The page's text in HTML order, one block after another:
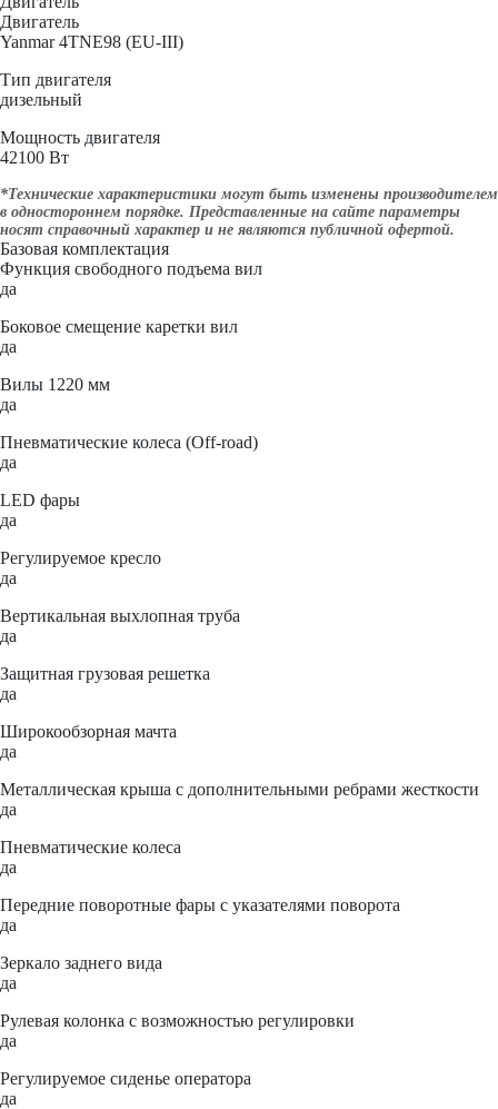
Двигатель
Yanmar 4TNE98 (EU-III)
Тип двигателя
дизельный
Мощность двигателя
42100 Вт
*Технические характеристики могут быть изменены производителем
в одностороннем порядке. Представленные на сайте параметры
носят справочный характер и не являются публичной офертой.
Базовая комплектация
Функция свободного подъема вил
да
Боковое смещение каретки вил
да
Вилы 1220 мм
да
Пневматические колеса (Off-road)
да
LED фары
да
Регулируемое кресло
да
Вертикальная выхлопная труба
да
Защитная грузовая решетка
да
Широкообзорная мачта
да
Металлическая крыша с дополнительными ребрами жесткости
да
Пневматические колеса
да
Передние поворотные фары с указателями поворота
да
Зеркало заднего вида
да
Рулевая колонка с возможностью регулировки
да
Регулируемое сиденье оператора
да